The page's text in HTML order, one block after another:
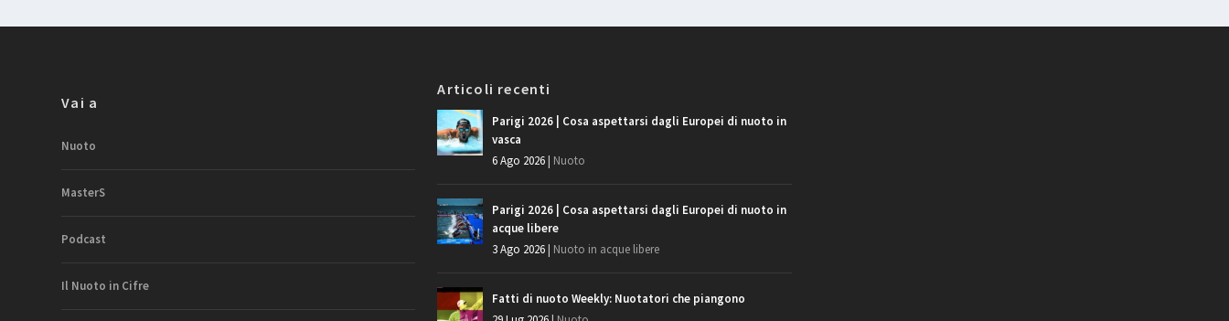
Vai a
Nuoto
MasterS
Podcast
Il Nuoto in Cifre
Articoli recenti
Parigi 2026 | Cosa aspettarsi dagli Europei di nuoto in
vasca
6 Ago 2026| Nuoto
Parigi 2026 | Cosa aspettarsi dagli Europei di nuoto in
acque libere
3 Ago 2026| Nuoto in acque libere
Fatti di nuoto Weekly: Nuotatori che piangono